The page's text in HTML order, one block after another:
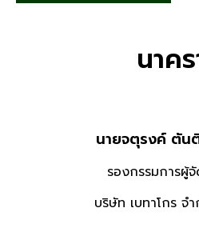
นาค
นายจตุรงค์ ตั
รองกรรมการผู้
บริษัท เบทาโกร จ